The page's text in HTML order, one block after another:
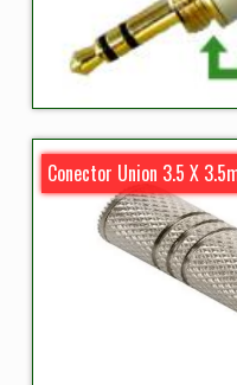
Conector Union 3.5 X